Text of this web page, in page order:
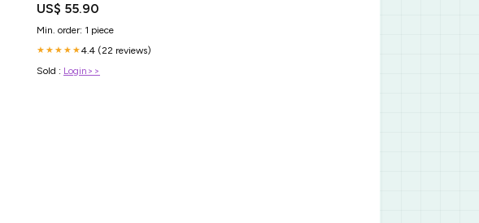
Essential Size:3'-3" x 5'
US$ 55.90
Min. order: 1 piece
★★★★★4.4 (22 reviews)
Sold : Login>>